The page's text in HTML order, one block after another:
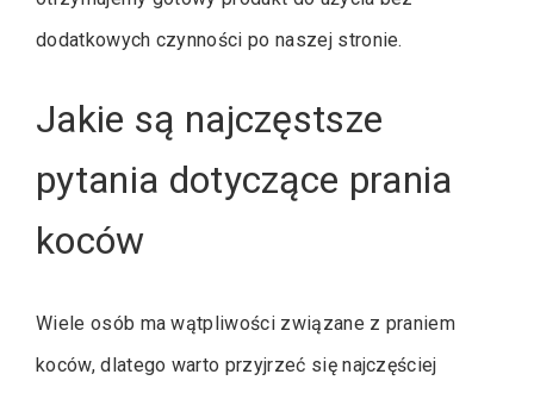
dodatkowych czynności po naszej stronie.
Jakie są najczęstsze
pytania dotyczące prania
koców
Wiele osób ma wątpliwości związane z praniem
koców, dlatego warto przyjrzeć się najczęściej